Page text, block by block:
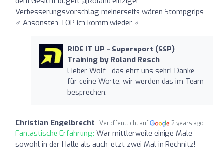
Verbesserungsvorschlag meinerseits wären Stompgrips
‍♂️ Ansonsten TOP ich komm wieder ‍♂️
RIDE IT UP - Supersport (SSP)
Training by Roland Resch
Lieber Wolf - das ehrt uns sehr! Danke
für deine Worte, wir werden das im Team
besprechen.
Christian Engelbrecht Veröffentlicht auf 2 years ago
Fantastische Erfahrung: War mittlerweile einige Male
sowohl in der Halle als auch jetzt zwei Mal in Rechnitz!